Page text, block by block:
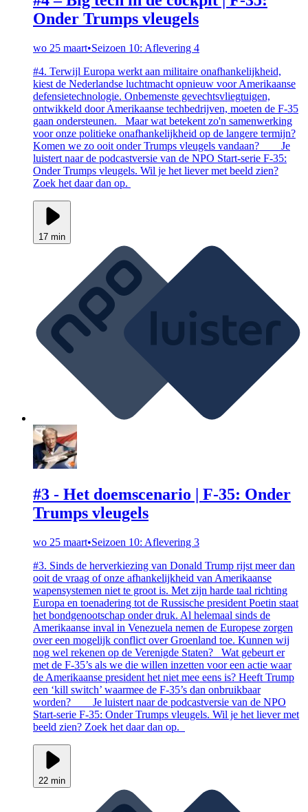
Onder Trumps vleugels
wo 25 maart•Seizoen 10: Aflevering 4
#4. Terwijl Europa werkt aan militaire onafhankelijkheid,
kiest de Nederlandse luchtmacht opnieuw voor Amerikaanse
defensietechnologie. Onbemenste gevechtsvliegtuigen,
ontwikkeld door Amerikaanse techbedrijven, moeten de F-35
gaan ondersteunen. Maar wat betekent zo'n samenwerking
voor onze politieke onafhankelijkheid op de langere termijn?
Komen we zo ooit onder Trumps vleugels vandaan? __ Je
luistert naar de podcastversie van de NPO Start-serie F-35:
Onder Trumps vleugels. Wil je het liever met beeld zien?
Zoek het daar dan op.
17 min
#3 - Het doemscenario | F-35: Onder
Trumps vleugels
wo 25 maart•Seizoen 10: Aflevering 3
#3. Sinds de herverkiezing van Donald Trump rijst meer dan
ooit de vraag of onze afhankelijkheid van Amerikaanse
wapensystemen niet te groot is. Met zijn harde taal richting
Europa en toenadering tot de Russische president Poetin staat
het bondgenootschap onder druk. Al helemaal sinds de
Amerikaanse inval in Venezuela nemen de Europese zorgen
over een mogelijk conflict over Groenland toe. Kunnen wij
nog wel rekenen op de Verenigde Staten? Wat gebeurt er
met de F-35’s als we die willen inzetten voor een actie waar
de Amerikaanse president het niet mee eens is? Heeft Trump
een ‘kill switch’ waarmee de F-35’s dan onbruikbaar
worden? __ Je luistert naar de podcastversie van de NPO
Start-serie F-35: Onder Trumps vleugels. Wil je het liever met
beeld zien? Zoek het daar dan op.
22 min